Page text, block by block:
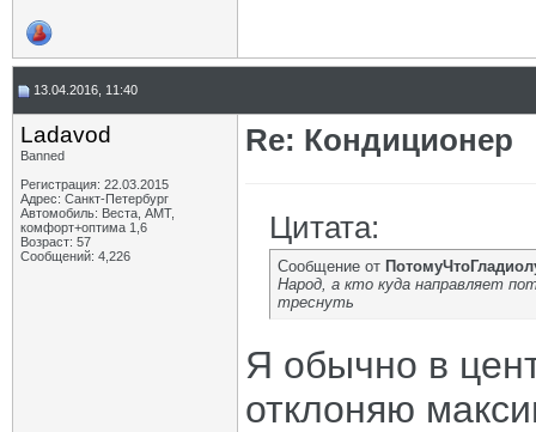
13.04.2016, 11:40
Ladavod
Banned
Регистрация: 22.03.2015
Адрес: Санкт-Петербург
Автомобиль: Веста, АМТ,
комфорт+оптима 1,6
Возраст: 57
Сообщений: 4,226
Re: Кондиционер
Цитата:
Сообщение от
Народ, а кто куда направляет
треснуть
Я обычно в
отклоняю